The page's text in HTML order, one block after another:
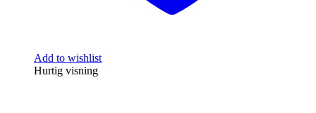
Add to wishlist
Hurtig visning